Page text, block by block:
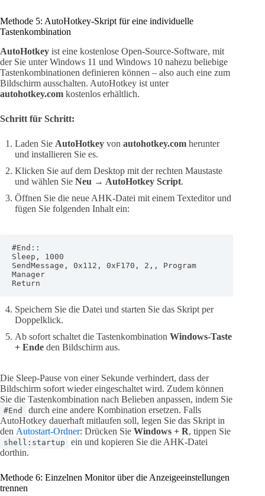
Methode 5: AutoHotkey-Skript für eine individuelle
Tastenkombination
AutoHotkey ist eine kostenlose Open-Source-Software, mit
der Sie unter Windows 11 und Windows 10 nahezu beliebige
Tastenkombinationen definieren können – also auch eine zum
Bildschirm ausschalten. AutoHotkey ist unter
autohotkey.com kostenlos erhältlich.
Schritt für Schritt:
Laden Sie AutoHotkey von autohotkey.com herunter
und installieren Sie es.
Klicken Sie auf dem Desktop mit der rechten Maustaste
und wählen Sie Neu → AutoHotkey Script.
Öffnen Sie die neue AHK-Datei mit einem Texteditor und
fügen Sie folgenden Inhalt ein:
#End::
Sleep, 1000
SendMessage, 0x112, 0xF170, 2,, Program
Manager
Return
Speichern Sie die Datei und starten Sie das Skript per
Doppelklick.
Ab sofort schaltet die Tastenkombination Windows-Taste
+ Ende den Bildschirm aus.
Die Sleep-Pause von einer Sekunde verhindert, dass der
Bildschirm sofort wieder eingeschaltet wird. Zudem können
Sie die Tastenkombination nach Belieben anpassen, indem Sie
#End
durch eine andere Kombination ersetzen. Falls
AutoHotkey dauerhaft mitlaufen soll, legen Sie das Skript in
den Autostart-Ordner: Drücken Sie Windows + R, tippen Sie
shell:startup
ein und kopieren Sie die AHK-Datei
dorthin.
Methode 6: Einzelnen Monitor über die Anzeigeeinstellungen
trennen